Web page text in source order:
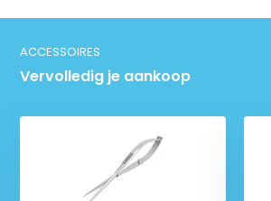
ACCESSOIRES
Vervolledig je aankoop